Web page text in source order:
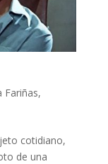
Fariñas,
cotidiano,
de una